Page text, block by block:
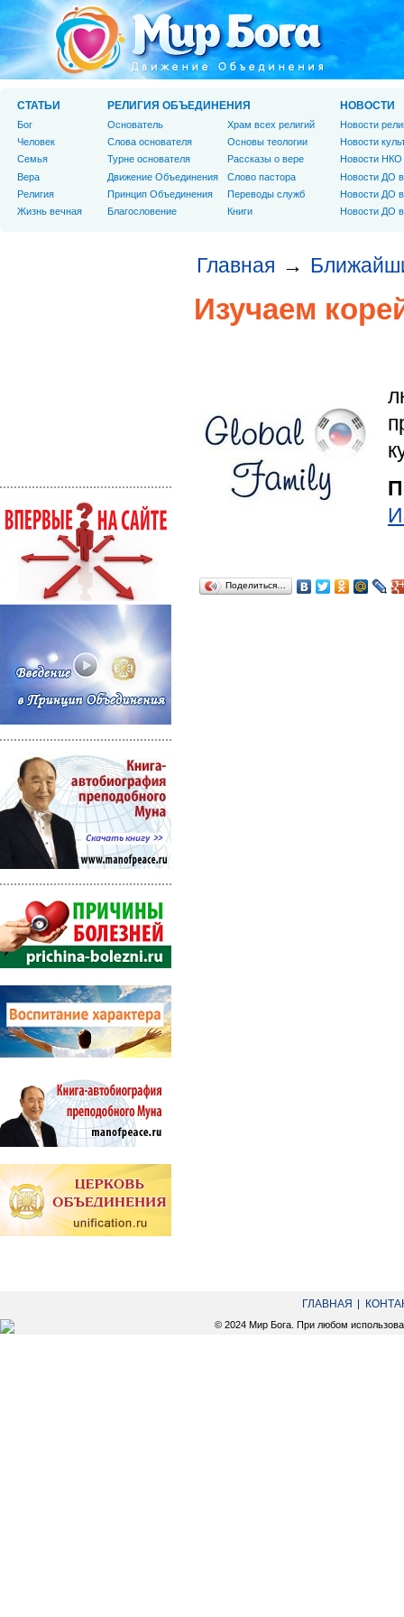
Главная →
Изучаем
Поделиться…
СТАТЬИ
Бог
Человек
Cемья
Вера
Религия
Жизнь вечная
РЕЛИГИЯ ОБЪЕДИНЕНИЯ
Основатель
Слова основателя
Турне основателя
Движение Объединения
Принцип Объединения
Благословение
Храм всех религий
Основы теологии
Рассказы о вере
Слово пастора
Переводы служб
Книги
НОВОСТИ
Новости
Новости
Новости НКО
Новости ДО
Новости ДО
Новости ДО
ГЛАВНАЯ
© 2024 Мир Бога. При любом